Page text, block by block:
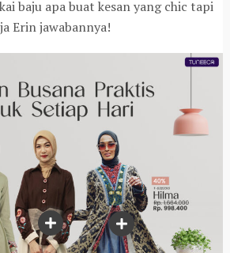
baju apa buat kesan yang chic tapi
Erin jawabannya!